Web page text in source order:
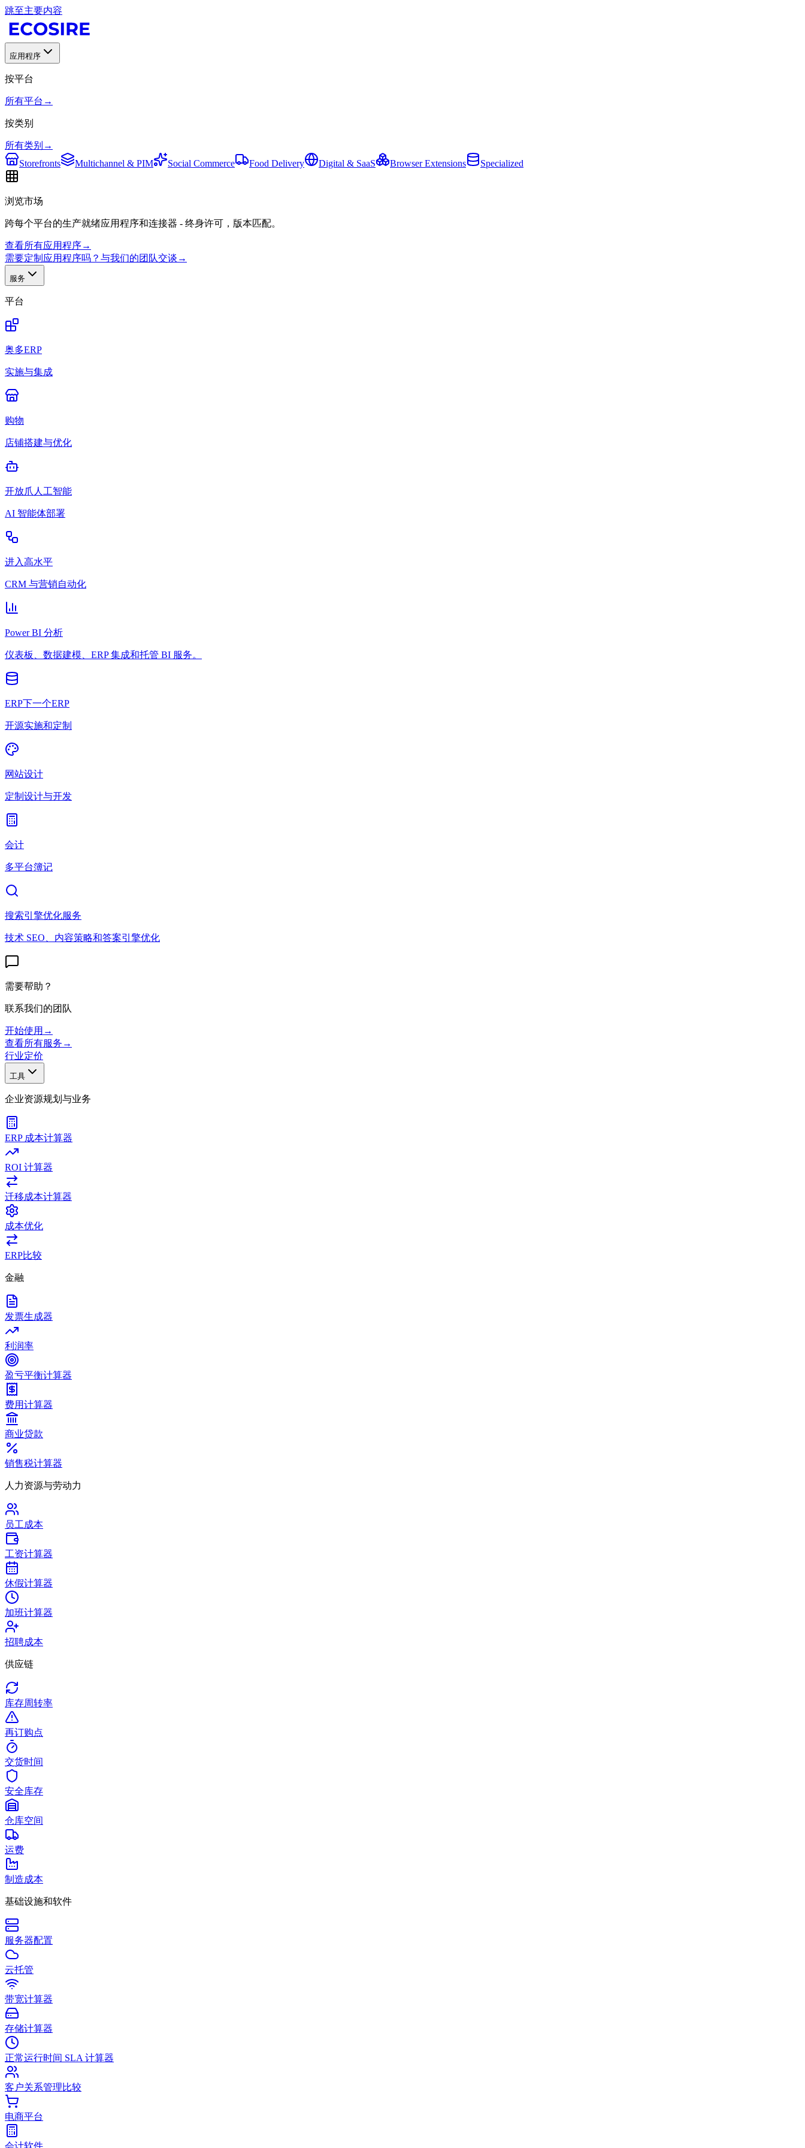
跳至主要内容
应用程序
按平台
所有平台 →
按类别
所有类别 →
Storefronts
Multichannel & PIM Social Commerce Food Delivery Digital & SaaS Browser Extensions Specialized
浏览市场
跨每个平台的生产就绪应用程序和连接器 - 终身许可，版本匹配。
查看所有应用程序→
需要定制应用程序吗？与我们的团队交谈 →
服务
平台
奥多ERP
实施与集成
购物
店铺搭建与优化
开放爪人工智能
AI 智能体部署
进入高水平
CRM 与营销自动化
Power BI 分析
仪表板、数据建模、ERP 集成和托管 BI 服务。
ERP下一个ERP
开源实施和定制
网站设计
定制设计与开发
会计
多平台簿记
搜索引擎优化服务
技术 SEO、内容策略和答案引擎优化
需要帮助？
联系我们的团队
开始使用 →
查看所有服务 →
行业定价
工具
企业资源规划与业务
ERP 成本计算器
ROI 计算器
迁移成本计算器
成本优化
ERP比较
金融
发票生成器
利润率
盈亏平衡计算器
费用计算器
商业贷款
销售税计算器
人力资源与劳动力
员工成本
工资计算器
休假计算器
加班计算器
招聘成本
供应链
库存周转率
再订购点
交货时间
安全库存
仓库空间
运费
制造成本
基础设施和软件
服务器配置
云托管
带宽计算器
存储计算器
正常运行时间 SLA 计算器
客户关系管理比较
电商平台
会计软件